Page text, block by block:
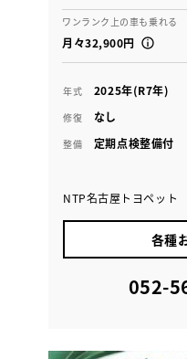
ワンランク上の車も乗れる
月々32,900円
年式 2025年(R7年)
修復 なし
整備 定期点検整備付
NTP名古屋トヨペッ
各種
052-